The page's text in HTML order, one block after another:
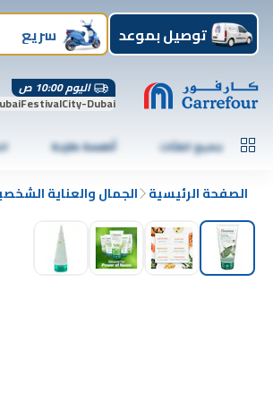
توصيل بموعد سريع
اليوم 10:00 ص
Dubai
جميع الفئات أطعمة طازجة
الصفحة الرئيسية الجمال والعناية